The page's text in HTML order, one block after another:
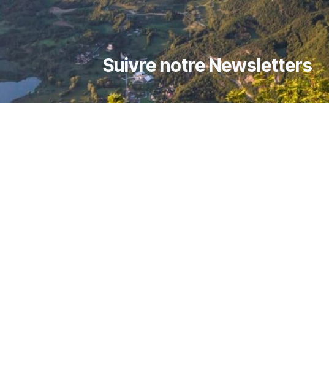
Suivre notre Newsletters